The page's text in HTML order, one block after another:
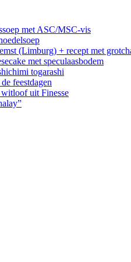
met ASC/MSC-vis
(Limburg) + recept met
met speculaasbodem
togarashi
feestdagen
uit Finesse